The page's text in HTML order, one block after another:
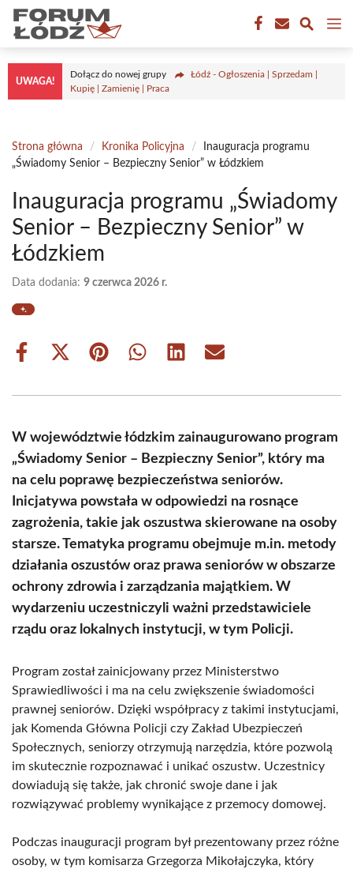
Przejdź
treści
UWAGA!
Dołącz do nowej grupy
Łódź - Ogłoszenia | Sprzedam |
Kupię | Zamienię | Praca
Strona główna / Kronika Policyjna /
Inauguracja programu
„Świadomy Senior – Bezpieczny Senior” w Łódzkiem
Inauguracja programu „Świadomy
Senior – Bezpieczny Senior” w
Łódzkiem
Data dodania: 9 czerwca 2026 r.
Share
Share
(Twitter)
Share Share Share Share
W województwie łódzkim zainaugurowano program
„Świadomy Senior – Bezpieczny Senior”, który ma
na celu poprawę bezpieczeństwa seniorów.
Inicjatywa powstała w odpowiedzi na rosnące
zagrożenia, takie jak oszustwa skierowane na osoby
starsze. Tematyka programu obejmuje m.in. metody
działania oszustów oraz prawa seniorów w obszarze
ochrony zdrowia i zarządzania majątkiem. W
wydarzeniu uczestniczyli ważni przedstawiciele
rządu oraz lokalnych instytucji, w tym Policji.
Program został zainicjowany przez Ministerstwo
Sprawiedliwości i ma na celu zwiększenie świadomości
prawnej seniorów. Dzięki współpracy z takimi instytucjami,
jak Komenda Główna Policji czy Zakład Ubezpieczeń
Społecznych, seniorzy otrzymują narzędzia, które pozwolą
im skutecznie rozpoznawać i unikać oszustw. Uczestnicy
dowiadują się także, jak chronić swoje dane i jak
rozwiązywać problemy wynikające z przemocy domowej.
Podczas inauguracji program był prezentowany przez różne
osoby, w tym komisarza Grzegorza Mikołajczyka, który